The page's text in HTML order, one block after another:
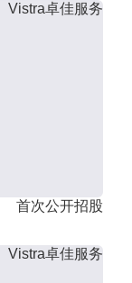
Vistra卓佳服务
首次公开招股
Vistra卓佳服务